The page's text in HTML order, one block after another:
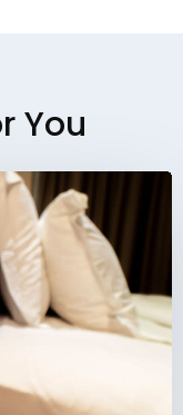
You